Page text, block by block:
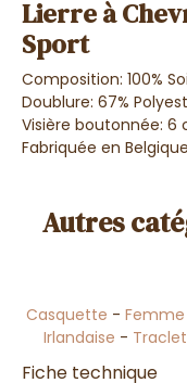
Lierre à
Sport
Composition: 100%
Doublure: 67%
Visière boutonnée: 6
Fabriquée en Belgique
Autres
Casquette - Femme
Irlandaise - Traclet
Fiche technique